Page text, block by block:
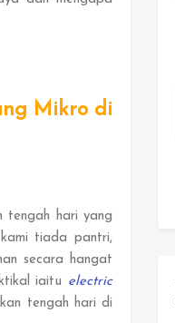
Mikro di
tengah hari yang
tiada pantri,
secara hangat
iaitu electric
tengah hari di